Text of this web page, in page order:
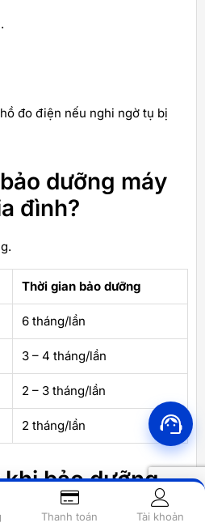
Thanh toán Tài khoản
đo điện nếu nghi ngờ tụ bị
dưỡng máy
đình?
Thời gian bảo dưỡng
6 tháng/lần
3 – 4 tháng/lần
2 – 3 tháng/lần
2 tháng/lần
bảo dưỡng
đẩy cao